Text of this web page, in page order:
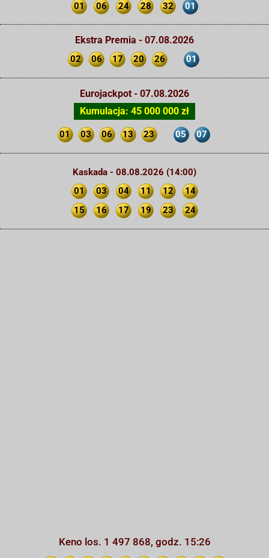
01 06 24 28 32 01
Ekstra Premia - 07.08.2026
02 06 17 20 26 01
Eurojackpot - 07.08.2026
Kumulacja: 45 000 000 zł
01 03 06 13 23 05 07
Kaskada - 08.08.2026 (14:00)
01
03 04 11 12
14
15
16 17 19 23 24
Keno los. 1 497 868, godz. 15:26